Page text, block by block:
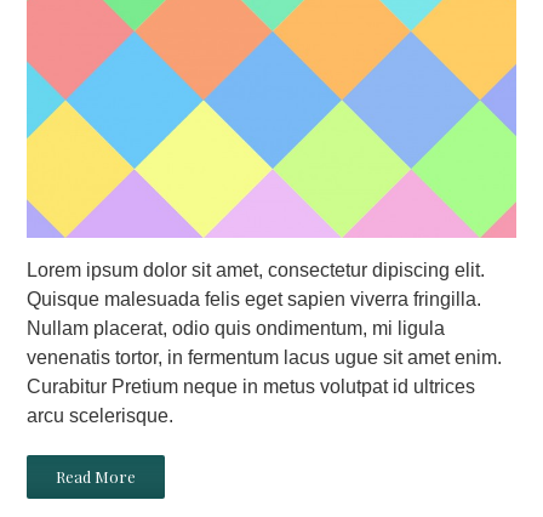
Lorem ipsum dolor sit amet, consectetur dipiscing elit.
Quisque malesuada felis eget sapien viverra fringilla.
Nullam placerat, odio quis ondimentum, mi ligula
venenatis tortor, in fermentum lacus ugue sit amet enim.
Curabitur Pretium neque in metus volutpat id ultrices
arcu scelerisque.
Read More